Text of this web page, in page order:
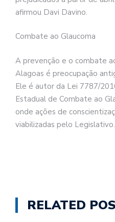
afirmou Davi Davino.
Combate ao Glaucoma
A prevenção e o combate
Alagoas é preocupação
Ele é autor da Lei 7787/
Estadual de Combate ao
onde ações de
viabilizadas pelo Legislativo.
RELATED